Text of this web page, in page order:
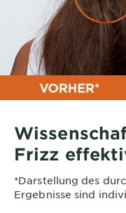
Frizz
*Darstellung des
Ergebnisse sind